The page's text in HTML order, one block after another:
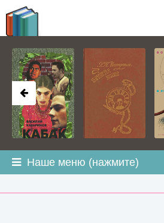
Наше меню (нажмите)
BOOKPLANETA.COM